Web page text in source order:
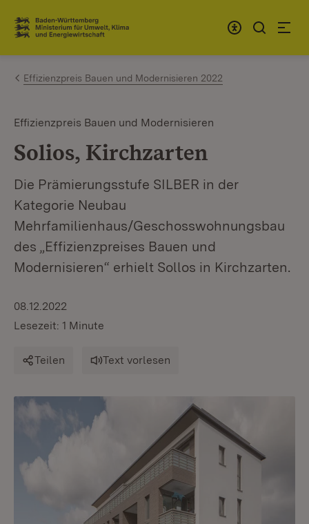
Zum Inhalt springen
Link zur Startseite
Effizienzpreis Bauen und Modernisieren 2022
Effizienzpreis Bauen und Modernisieren
Solios, Kirchzarten
Die Prämierungsstufe SILBER in der
Kategorie Neubau
Mehrfamilienhaus/Geschosswohnungsbau
des „Effizienzpreises Bauen und
Modernisieren“ erhielt Sollos in Kirchzarten.
08.12.2022
Lesezeit: 1 Minute
Teilen Text vorlesen